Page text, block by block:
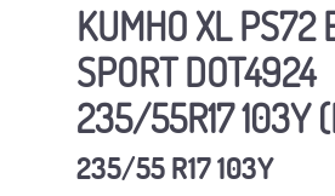
KUMHO XL PS72
SPORT DOT4924
235/55R17 103Y
235/55 R17 103Y